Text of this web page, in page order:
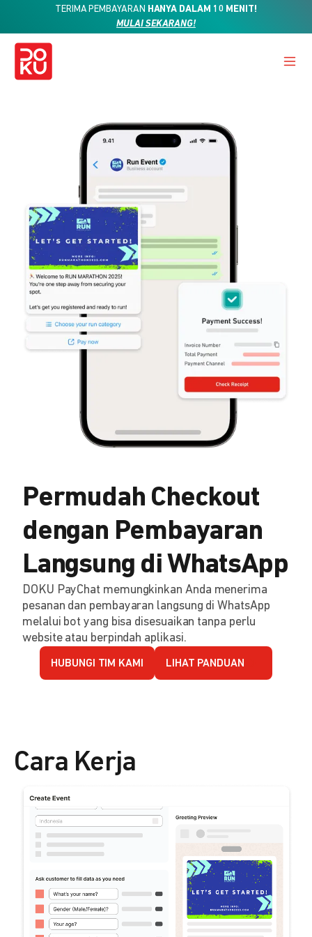
TERIMA PEMBAYARAN HANYA DALAM 10 MENIT!
MULAI SEKARANG!
Permudah Checkout
dengan Pembayaran
Langsung di WhatsApp
DOKU PayChat memungkinkan Anda menerima
pesanan dan pembayaran langsung di WhatsApp
melalui bot yang bisa disesuaikan tanpa perlu
website atau berpindah aplikasi.
HUBUNGI TIM KAMI LIHAT PANDUAN
Cara Kerja